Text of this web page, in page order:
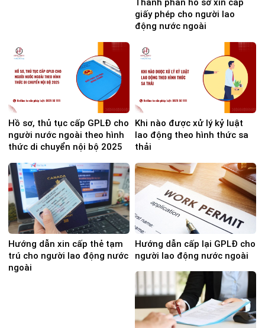
Thành phần hồ sơ xin cấp
giấy phép cho người lao
động nước ngoài
Hồ sơ, thủ tục cấp GPLĐ cho
người nước ngoài theo hình
thức di chuyển nội bộ 2025
Khi nào được xử lý kỷ luật
lao động theo hình thức sa
thải
Hướng dẫn xin cấp thẻ tạm
trú cho người lao động nước
ngoài
Hướng dẫn cấp lại GPLĐ cho
người lao động nước ngoài